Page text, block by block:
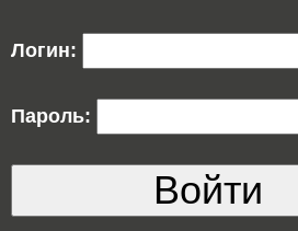
Логин:
Пароль:
Войти